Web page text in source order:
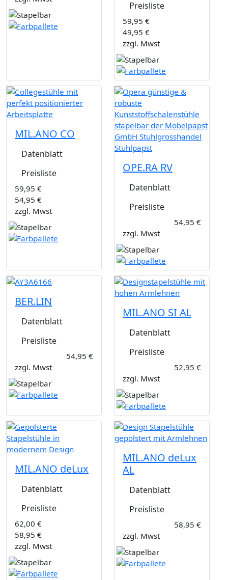
Preisliste
59,95 €
49,95 €
zzgl. Mwst
MIL.ANO CO
Datenblatt
Preisliste
59,95 €
54,95 €
zzgl. Mwst
OPE.RA RV
Datenblatt
Preisliste
54,95 €
zzgl. Mwst
BER.LIN
Datenblatt
Preisliste
54,95 €
zzgl. Mwst
MIL.ANO SI AL
Datenblatt
Preisliste
52,95 €
zzgl. Mwst
MIL.ANO deLux
Datenblatt
Preisliste
62,00 €
58,95 €
zzgl. Mwst
MIL.ANO deLux
AL
Datenblatt
Preisliste
58,95 €
zzgl. Mwst